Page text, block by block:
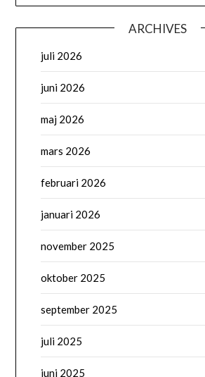
ARCHIVES
juli 2026
juni 2026
maj 2026
mars 2026
februari 2026
januari 2026
november 2025
oktober 2025
september 2025
juli 2025
juni 2025